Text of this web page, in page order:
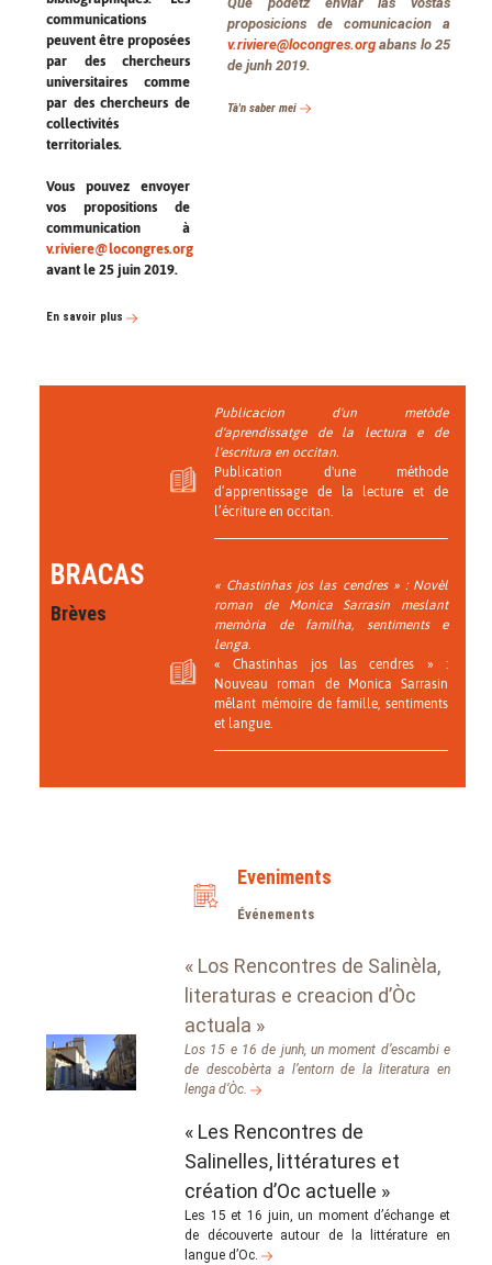
communications
peuvent être proposées
par des chercheurs
universitaires comme
par des chercheurs de
collectivités
territoriales.
Vous pouvez envoyer
vos propositions de
communication à
v.riviere@locongres.org
avant le 25 juin 2019.
En savoir plus
proposicions de comunicacion a
v.riviere@locongres.org abans lo 25
de junh 2019.
Tà'n saber mei
BRACAS
Brèves
Publicacion d'un metòde
d'aprendissatge de la lectura e de
l'escritura en occitan.
Publication d'une méthode
d’apprentissage de la lecture et de
l’écriture en occitan.
« Chastinhas jos las cendres » : Novèl
roman de Monica Sarrasin meslant
memòria de familha, sentiments e
lenga.
« Chastinhas jos las cendres » :
Nouveau roman de Monica Sarrasin
mêlant mémoire de famille, sentiments
et langue.
Eveniments
Événements
« Los Rencontres de Salinèla,
literaturas e creacion d’Òc
actuala »
Los 15 e 16 de junh, un moment d’escambi e
de descobèrta a l’entorn de la literatura en
lenga d’Òc.
« Les Rencontres de
Salinelles, littératures et
création d’Oc actuelle »
Les 15 et 16 juin, un moment d’échange et
de découverte autour de la littérature en
langue d’Oc.